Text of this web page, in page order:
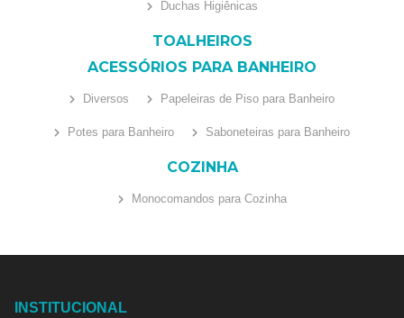
Duchas Higiênicas
TOALHEIROS
ACESSÓRIOS PARA BANHEIRO
Diversos Papeleiras de Piso para Banheiro
Potes para Banheiro Saboneteiras para Banheiro
COZINHA
Monocomandos para Cozinha
INSTITUCIONAL